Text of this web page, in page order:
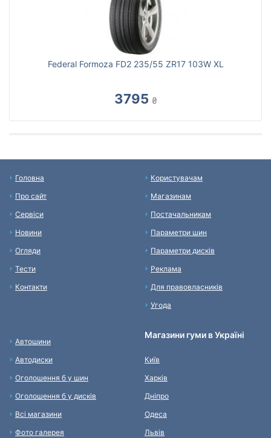
Federal Formoza FD2 235/55 ZR17 103W XL
3795 ₴
Головна
Про сайт
Сервіси
Новини
Огляди
Тести
Контакти
Користувачам
Магазинам
Постачальникам
Параметри шин
Параметри дисків
Реклама
Для правовласників
Угода
Автошини
Автодиски
Оголошення б у шин
Оголошення б у дисків
Всі магазини
Фото галерея
Магазини гуми в Україні
Київ
Харків
Дніпро
Одеса
Львів